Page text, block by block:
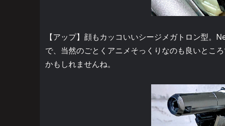
【アップ】顔もカッコいいシージメガトロン型。
で、当然のごとくアニメそっくりなのも良いとこ
かもしれませんね。